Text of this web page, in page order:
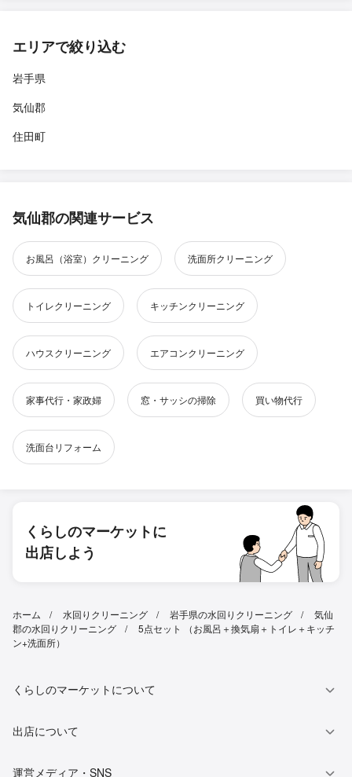
エリアで絞り込む
岩手県
気仙郡
住田町
気仙郡の関連サービス
お風呂（浴室）クリーニング 洗面所クリーニング
トイレクリーニング キッチンクリーニング
ハウスクリーニング エアコンクリーニング
家事代行・家政婦 窓・サッシの掃除 買い物代行
洗面台リフォーム
くらしのマーケットに
出店しよう
ホーム 水回りクリーニング 岩手県の水回りクリーニング
気仙
郡の水回りクリーニング
5点セット （お風呂＋換気扇＋トイレ＋キッチ
ン+洗面所）
くらしのマーケットについて
出店について
運営メディア・SNS